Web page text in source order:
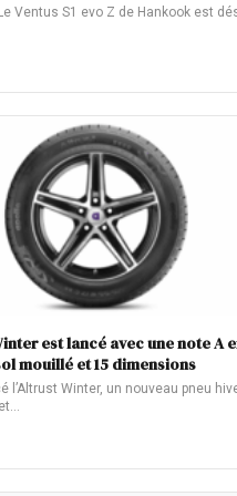
Ventus S1 evo Z de Hankook est
est lancé avec une note A
mouillé et 15 dimensions
l’Altrust Winter, un nouveau pneu